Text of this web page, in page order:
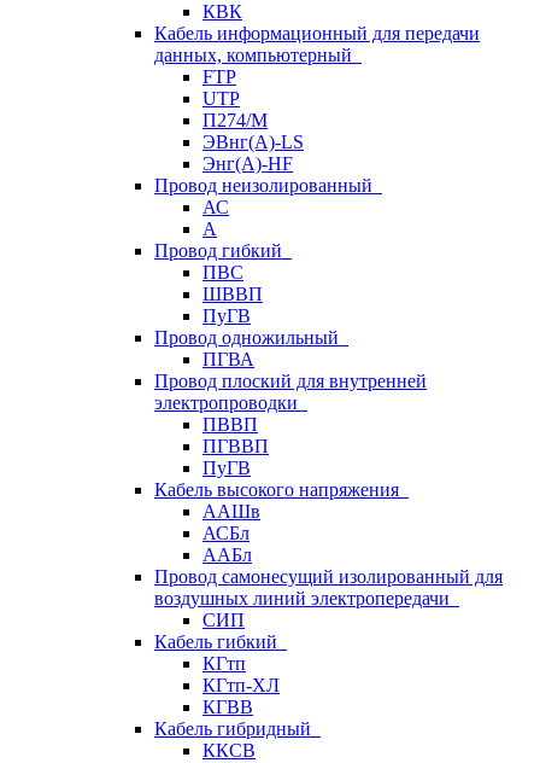
КВК
Кабель информационный для передачи
данных, компьютерный
FTP
UTP
П274/М
ЭВнг(А)-LS
Энг(А)-HF
Провод неизолированный
АС
А
Провод гибкий
ПВС
ШВВП
ПуГВ
Провод одножильный
ПГВА
Провод плоский для внутренней
электропроводки
ПВВП
ПГВВП
ПуГВ
Кабель высокого напряжения
ААШв
АСБл
ААБл
Провод самонесущий изолированный для
воздушных линий электропередачи
СИП
Кабель гибкий
КГтп
КГтп-ХЛ
КГВВ
Кабель гибридный
ККСВ